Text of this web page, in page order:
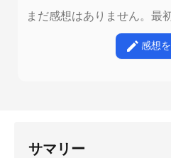
まだ感想はありません。最
感想
サマリー